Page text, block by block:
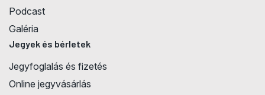
Podcast
Galéria
Jegyek és bérletek
Jegyfoglalás és fizetés
Online jegyvásárlás